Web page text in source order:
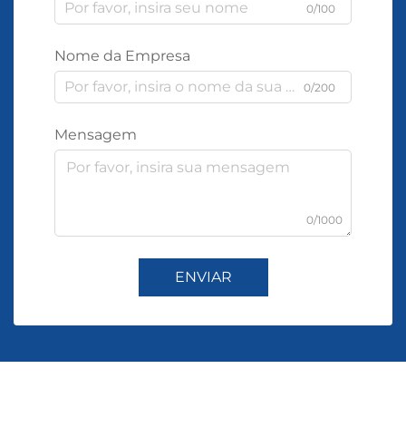
0/100
Nome da Empresa
0/200
Mensagem
0/1000
ENVIAR